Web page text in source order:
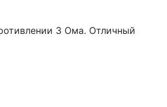
3 Ома. Отличный